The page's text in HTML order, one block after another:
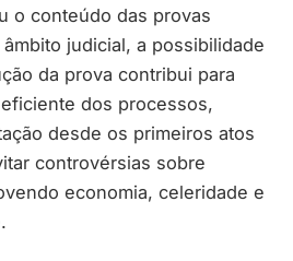
o conteúdo das provas
judicial, a possibilidade
da prova contribui para
dos processos,
desde os primeiros atos
controvérsias sobre
economia, celeridade e